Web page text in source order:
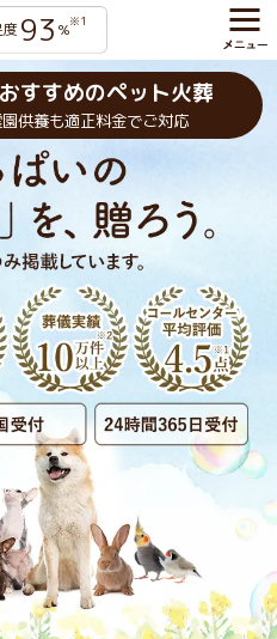
93 %※1
すすめのペット火葬
供養も適正料金でご対応